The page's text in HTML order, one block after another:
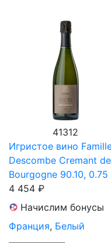
41312
Игристое вино
Descombe Cremant de
Bourgogne 90.10, 0.75
4 454 ₽
Начислим бонусы
Франция, Белый